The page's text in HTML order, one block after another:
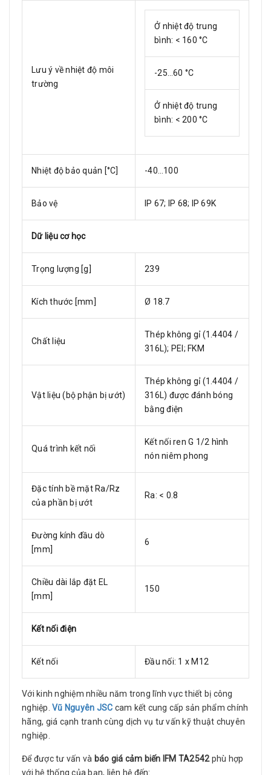
Lưu ý về nhiệt độ môi
trường
Ở nhiệt độ trung
bình: < 160 °C
-25…60 °C
Ở nhiệt độ trung
bình: < 200 °C
Nhiệt độ bảo quản [°C] -40…100
Bảo vệ IP 67; IP 68; IP 69K
Dữ liệu cơ học
Trọng lượng [g] 239
Kích thước [mm] Ø 18.7
Chất liệu
Thép không gỉ (1.4404 /
316L); PEI; FKM
Vật liệu (bộ phận bị ướt)
Thép không gỉ (1.4404 /
316L) được đánh bóng
bằng điện
Quá trình kết nối
Kết nối ren G 1/2 hình
nón niêm phong
Đặc tính bề mặt Ra/Rz
của phần bị ướt
Ra: < 0.8
Đường kính đầu dò
[mm]
6
Chiều dài lắp đặt EL
[mm]
150
Kết nối điện
Kết nối Đầu nối: 1 x M12
Với kinh nghiệm nhiều năm trong lĩnh vực thiết bị công
nghiệp. Vũ Nguyên JSC cam kết cung cấp sản phẩm chính
hãng, giá cạnh tranh cùng dịch vụ tư vấn kỹ thuật chuyên
nghiệp.
Để được tư vấn và báo giá cảm biến IFM TA2542phù hợp
với hệ thống của bạn, liên hệ đến: